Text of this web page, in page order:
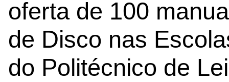
oferta de 100
de Disco nas
do Politécnico de